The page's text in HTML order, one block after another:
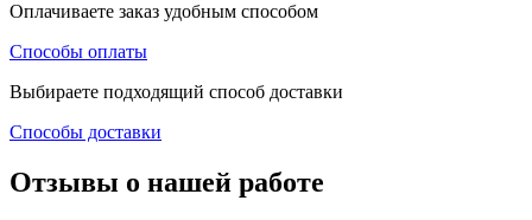
Оплачиваете заказ удобным способом
Способы оплаты
Выбираете подходящий способ доставки
Способы доставки
Отзывы о нашей работе